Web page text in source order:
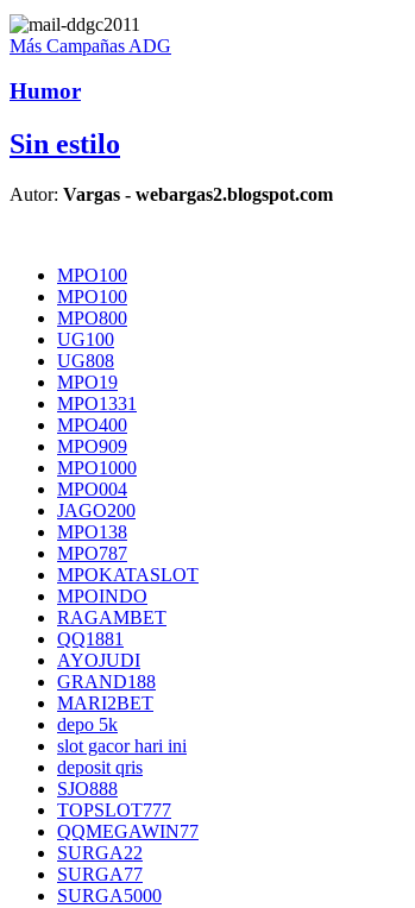
Más Campañas ADG
Humor
Sin estilo
Autor: Vargas - webargas2.blogspot.com
MPO100
MPO100
MPO800
UG100
UG808
MPO19
MPO1331
MPO400
MPO909
MPO1000
MPO004
JAGO200
MPO138
MPO787
MPOKATASLOT
MPOINDO
RAGAMBET
QQ1881
AYOJUDI
GRAND188
MARI2BET
depo 5k
slot gacor hari ini
deposit qris
SJO888
TOPSLOT777
QQMEGAWIN77
SURGA22
SURGA77
SURGA5000